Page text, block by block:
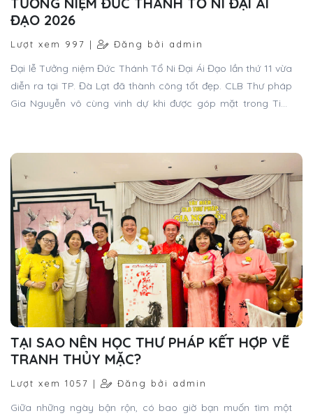
ĐẠO 2026
Lượt xem 997 | Đăng bởi admin
Đại lễ Tưởng niệm Đức Thánh Tổ Ni Đại Ái Đạo lần thứ 11 vừa
diễn ra tại TP. Đà Lạt đã thành công tốt đẹp. CLB Thư pháp
Gia Nguyễn vô cùng vinh dự khi được góp mặt trong Tiểu
TẠI SAO NÊN HỌC THƯ PHÁP KẾT HỢP VẼ
TRANH THỦY MẶC?
Lượt xem 1057 | Đăng bởi admin
Giữa những ngày bận rộn, có bao giờ bạn muốn tìm một